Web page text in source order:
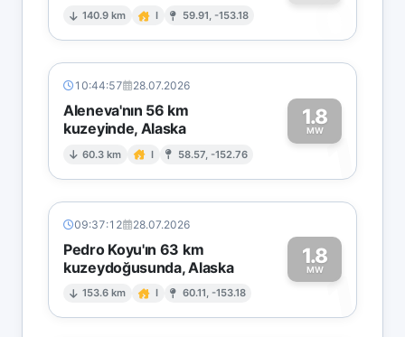
140.9 km I 59.91, -153.18 0
10:44:57 28.07.2026
Aleneva'nın 56 km
kuzeyinde, Alaska
60.3 km I 58.57, -152.76
1.8
MW1
09:37:12 28.07.2026
Pedro Koyu'ın 63 km
kuzeydoğusunda, Alaska
153.6 km I 60.11, -153.18
1.8
MW1